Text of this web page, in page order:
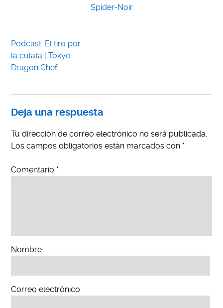
Spider-Noir
Podcast: El tiro por
la culata | Tokyo
Dragon Chef
Deja una respuesta
Tu dirección de correo electrónico no será publicada.
Los campos obligatorios están marcados con *
Comentario *
Nombre
Correo electrónico